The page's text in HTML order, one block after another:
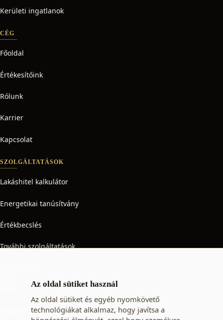
Az oldal sütiket használ
Az oldal sütiket és egyéb nyomkövető
technológiákat alkalmaz, hogy javítsa a
Kerületi ingatlanok
CÉG
Főoldal
Értékesítőink
Rólunk
Karrier
Kapcsolat
SZOLGÁLTATÁSOK
Lakáshitel kalkulátor
Energetikai tanúsítvány
Értékbecslés
További szolgáltatások
Ingatlan adó